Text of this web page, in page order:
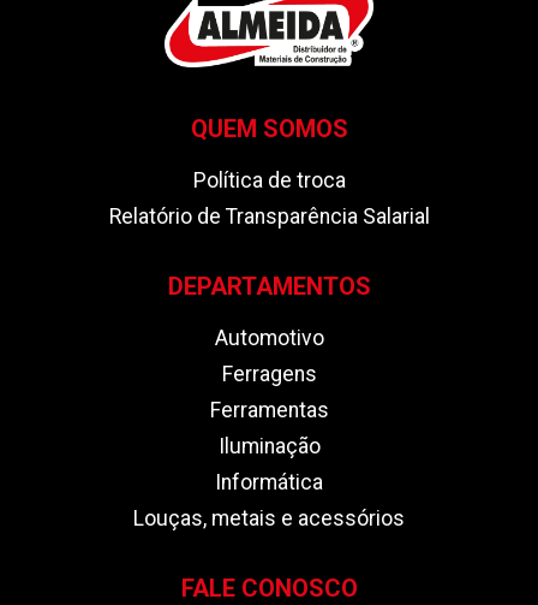
QUEM SOMOS
Política de troca
Relatório de Transparência Salarial
DEPARTAMENTOS
Automotivo
Ferragens
Ferramentas
Iluminação
Informática
Louças, metais e acessórios
FALE CONOSCO